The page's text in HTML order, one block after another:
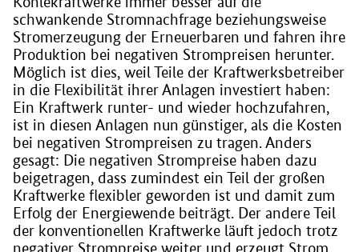
schwankende Stromnachfrage beziehungsweise
Stromerzeugung der Erneuerbaren und fahren ihre
Produktion bei negativen Strompreisen herunter.
Möglich ist dies, weil Teile der Kraftwerksbetreiber
in die Flexibilität ihrer Anlagen investiert haben:
Ein Kraftwerk runter- und wieder hochzufahren,
ist in diesen Anlagen nun günstiger, als die Kosten
bei negativen Strompreisen zu tragen. Anders
gesagt: Die negativen Strompreise haben dazu
beigetragen, dass zumindest ein Teil der großen
Kraftwerke flexibler geworden ist und damit zum
Erfolg der Energiewende beiträgt. Der andere Teil
der konventionellen Kraftwerke läuft jedoch trotz
negativer Strompreise weiter und erzeugt Strom,